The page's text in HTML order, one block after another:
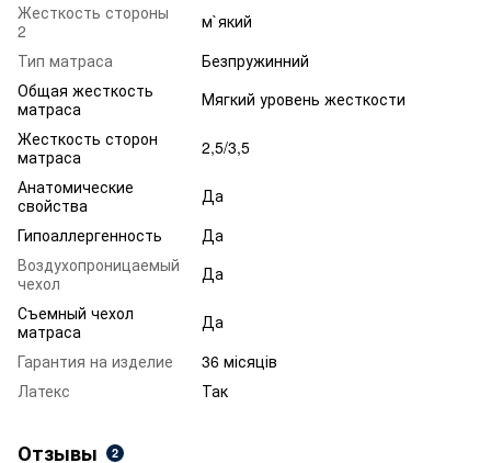
Жесткость стороны
2
м`який
Тип матраса
Безпружинний
Общая жесткость
матраса
Мягкий уровень жесткости
Жесткость сторон
матраса
2,5/3,5
Анатомические
свойства
Да
Гипоаллергенность
Да
Воздухопроницаемый
чехол
Да
Съемный чехол
матраса
Да
Гарантия на изделие
36 місяців
Латекс
Так
Отзывы 2